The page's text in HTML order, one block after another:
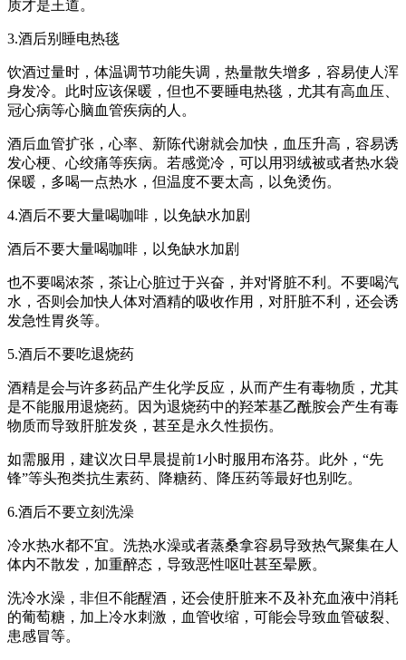
质才是王道。
3.酒后别睡电热毯
饮酒过量时，体温调节功能失调，热量散失增多，容易使人浑
身发冷。此时应该保暖，但也不要睡电热毯，尤其有高血压、
冠心病等心脑血管疾病的人。
酒后血管扩张，心率、新陈代谢就会加快，血压升高，容易诱
发心梗、心绞痛等疾病。若感觉冷，可以用羽绒被或者热水袋
保暖，多喝一点热水，但温度不要太高，以免烫伤。
4.酒后不要大量喝咖啡，以免缺水加剧
酒后不要大量喝咖啡，以免缺水加剧
也不要喝浓茶，茶让心脏过于兴奋，并对肾脏不利。不要喝汽
水，否则会加快人体对酒精的吸收作用，对肝脏不利，还会诱
发急性胃炎等。
5.酒后不要吃退烧药
酒精是会与许多药品产生化学反应，从而产生有毒物质，尤其
是不能服用退烧药。因为退烧药中的羟苯基乙酰胺会产生有毒
物质而导致肝脏发炎，甚至是永久性损伤。
如需服用，建议次日早晨提前1小时服用布洛芬。此外，“先
锋”等头孢类抗生素药、降糖药、降压药等最好也别吃。
6.酒后不要立刻洗澡
冷水热水都不宜。洗热水澡或者蒸桑拿容易导致热气聚集在人
体内不散发，加重醉态，导致恶性呕吐甚至晕厥。
洗冷水澡，非但不能醒酒，还会使肝脏来不及补充血液中消耗
的葡萄糖，加上冷水刺激，血管收缩，可能会导致血管破裂、
患感冒等。